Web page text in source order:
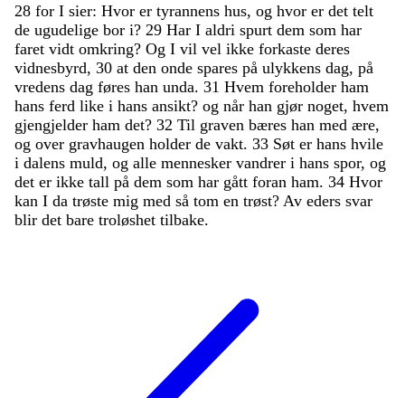
28 for I sier: Hvor er tyrannens hus, og hvor er det telt
de ugudelige bor i? 29 Har I aldri spurt dem som har
faret vidt omkring? Og I vil vel ikke forkaste deres
vidnesbyrd, 30 at den onde spares på ulykkens dag, på
vredens dag føres han unda. 31 Hvem foreholder ham
hans ferd like i hans ansikt? og når han gjør noget, hvem
gjengjelder ham det? 32 Til graven bæres han med ære,
og over gravhaugen holder de vakt. 33 Søt er hans hvile
i dalens muld, og alle mennesker vandrer i hans spor, og
det er ikke tall på dem som har gått foran ham. 34 Hvor
kan I da trøste mig med så tom en trøst? Av eders svar
blir det bare troløshet tilbake.